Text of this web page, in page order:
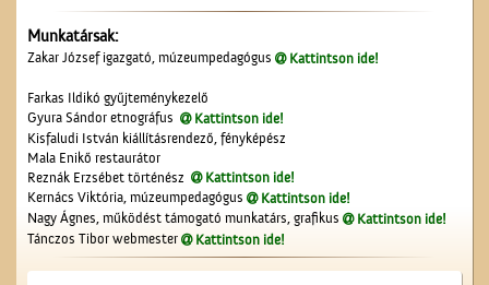
Üzenet a harctérre
A ceglédi vasútállomás
Munkatársak:
Zakar József igazgató, múzeumpedagógus Kattintson ide!
Farkas Ildikó gyűjteménykezelő
Gyura Sándor etnográfus
Kattintson ide!
Kisfaludi István kiállításrendező, fényképész
Mala Enikő restaurátor
Reznák Erzsébet történész
Kattintson ide!
Kernács Viktória, múzeumpedagógus
Kattintson ide!
Nagy Ágnes, működést támogató munkatárs, grafikus
Kattintson ide!
Tánczos Tibor webmester
Kattintson ide!